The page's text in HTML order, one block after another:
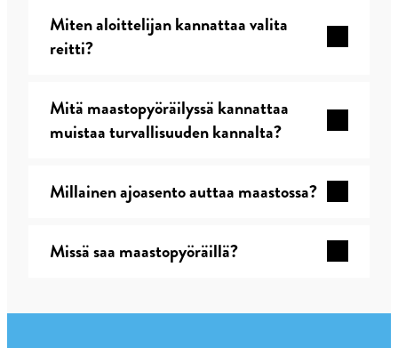
Miten aloittelijan kannattaa valita
reitti?
Mitä maastopyöräilyssä kannattaa
muistaa turvallisuuden kannalta?
Millainen ajoasento auttaa maastossa?
Missä saa maastopyöräillä?